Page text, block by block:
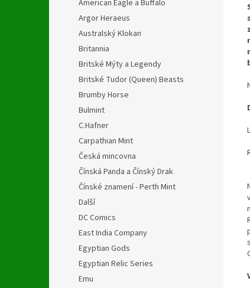
American Eagle a Buffalo
Argor Heraeus
Australský Klokan
Britannia
Britské Mýty a Legendy
Britské Tudor (Queen) Beasts
Brumby Horse
Bulmint
C.Hafner
Carpathian Mint
Česká mincovna
Čínská Panda a Čínský Drak
Čínské znamení - Perth Mint
Další
DC Comics
East India Company
Egyptian Gods
Egyptian Relic Series
Emu